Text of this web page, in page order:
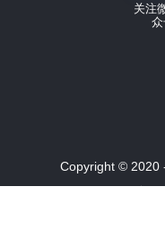
关注
Copyright © 2020